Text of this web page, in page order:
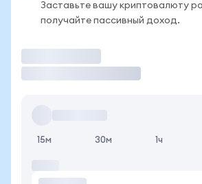
Заставьте вашу криптовалюту
получайте пассивный доход.
15м 30м 1ч